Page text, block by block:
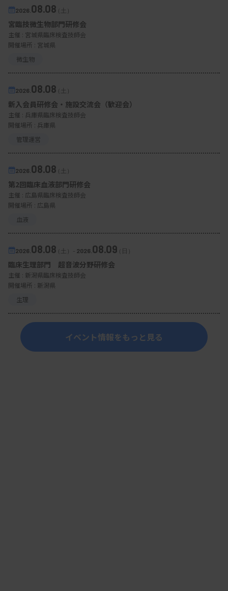
2026. 08.08（土）
宮臨技微生物部門研修会
主催 : 宮城県臨床検査技師会
開催場所 : 宮城県
微生物
2026. 08.08（土）
新入会員研修会・施設交流会（歓迎会）
主催 : 兵庫県臨床検査技師会
開催場所 : 兵庫県
管理運営
2026. 08.08（土）
第2回臨床血液部門研修会
主催 : 広島県臨床検査技師会
開催場所 : 広島県
血液
2026. 08.08（土） - 2026. 08.09（日）
臨床生理部門 超音波分野研修会
主催 : 新潟県臨床検査技師会
開催場所 : 新潟県
生理
イベント情報をもっと見る